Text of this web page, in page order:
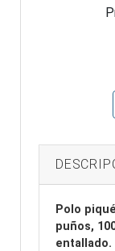
Polo
puños,
entallado.